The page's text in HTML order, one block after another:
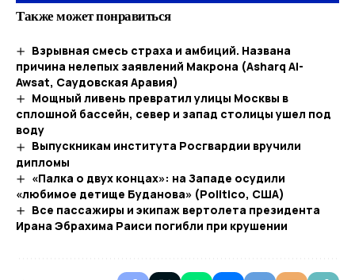
Также может понравиться
Взрывная смесь страха и амбиций. Названа
причина нелепых заявлений Макрона (Asharq Al-
Awsat, Саудовская Аравия)
Мощный ливень превратил улицы Москвы в
сплошной бассейн, север и запад столицы ушел под
воду
Выпускникам института Росгвардии вручили
дипломы
«Палка о двух концах»: на Западе осудили
«любимое детище Буданова» (Politico, США)
Все пассажиры и экипаж вертолета президента
Ирана Эбрахима Раиси погибли при крушении